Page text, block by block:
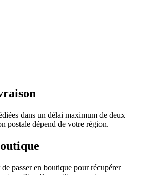
dans un délai maximum de deux
postale dépend de votre région.
passer en boutique pour récupérer